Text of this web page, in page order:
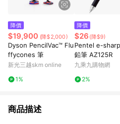
降價
$19,900 (降$2,000)
Dyson PencilVac™ Flu
ffycones 筆
新光三越skm online
1%
降價
$26 (降$9)
Pentel e-
鉛筆 AZ125R
九乘九購物網
2%
商品描述